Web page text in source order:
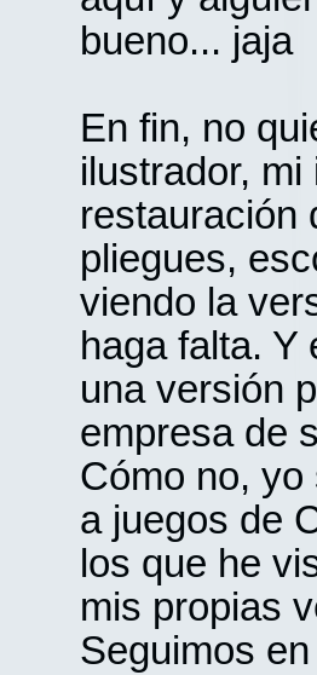
bueno... jaja
En fin, no
ilustrador,
restauración
pliegues,
viendo la
haga falta. Y
una versión
empresa de
Cómo no,
a juegos de
los que he
mis propias
Seguimos